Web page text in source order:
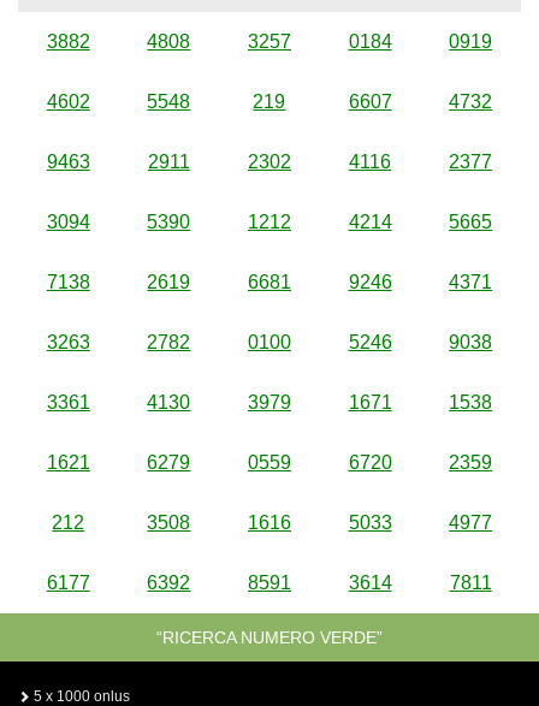
3882 4808 3257 0184 0919
4602 5548 219 6607 4732
9463 2911 2302 4116 2377
3094 5390 1212 4214 5665
7138 2619 6681 9246 4371
3263 2782 0100 5246 9038
3361 4130 3979 1671 1538
1621 6279 0559 6720 2359
212 3508 1616 5033 4977
6177 6392 8591 3614 7811
“RICERCA NUMERO VERDE”
5 x 1000 onlus